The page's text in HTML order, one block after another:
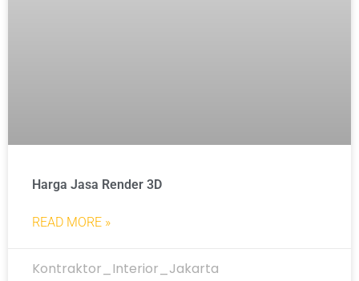
Harga Jasa Render 3D
READ MORE »
Kontraktor_Interior_Jakarta